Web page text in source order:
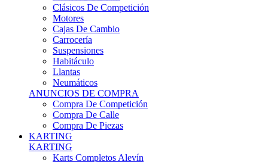
Motores
Cajas De Cambio
Carrocería
Suspensiones
Habitáculo
Llantas
Neumáticos
ANUNCIOS DE COMPRA
Compra De Competición
Compra De Calle
Compra De Piezas
KARTING
KARTING
Karts Completos Alevín
Karts Completos Cadete